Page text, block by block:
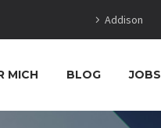
Addison
MICH BLOG JOBS